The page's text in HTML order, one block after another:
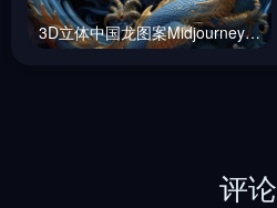
3D立体中国龙图案Midjourney咒语
评论